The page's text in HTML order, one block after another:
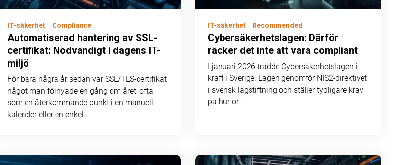
IT-säkerhet Compliance
Automatiserad hantering av SSL-
certifikat: Nödvändigt i dagens IT-
miljö
För bara några år sedan var SSL/TLS-certifikat
något man förnyade en gång om året, ofta
som en återkommande punkt i en manuell
kalender eller en enkel...
IT-säkerhet Recommended
Cybersäkerhetslagen: Därför
räcker det inte att vara compliant
I januari 2026 trädde Cybersäkerhetslagen i
kraft i Sverige. Lagen genomför NIS2-direktivet
i svensk lagstiftning och ställer tydligare krav
på hur or...